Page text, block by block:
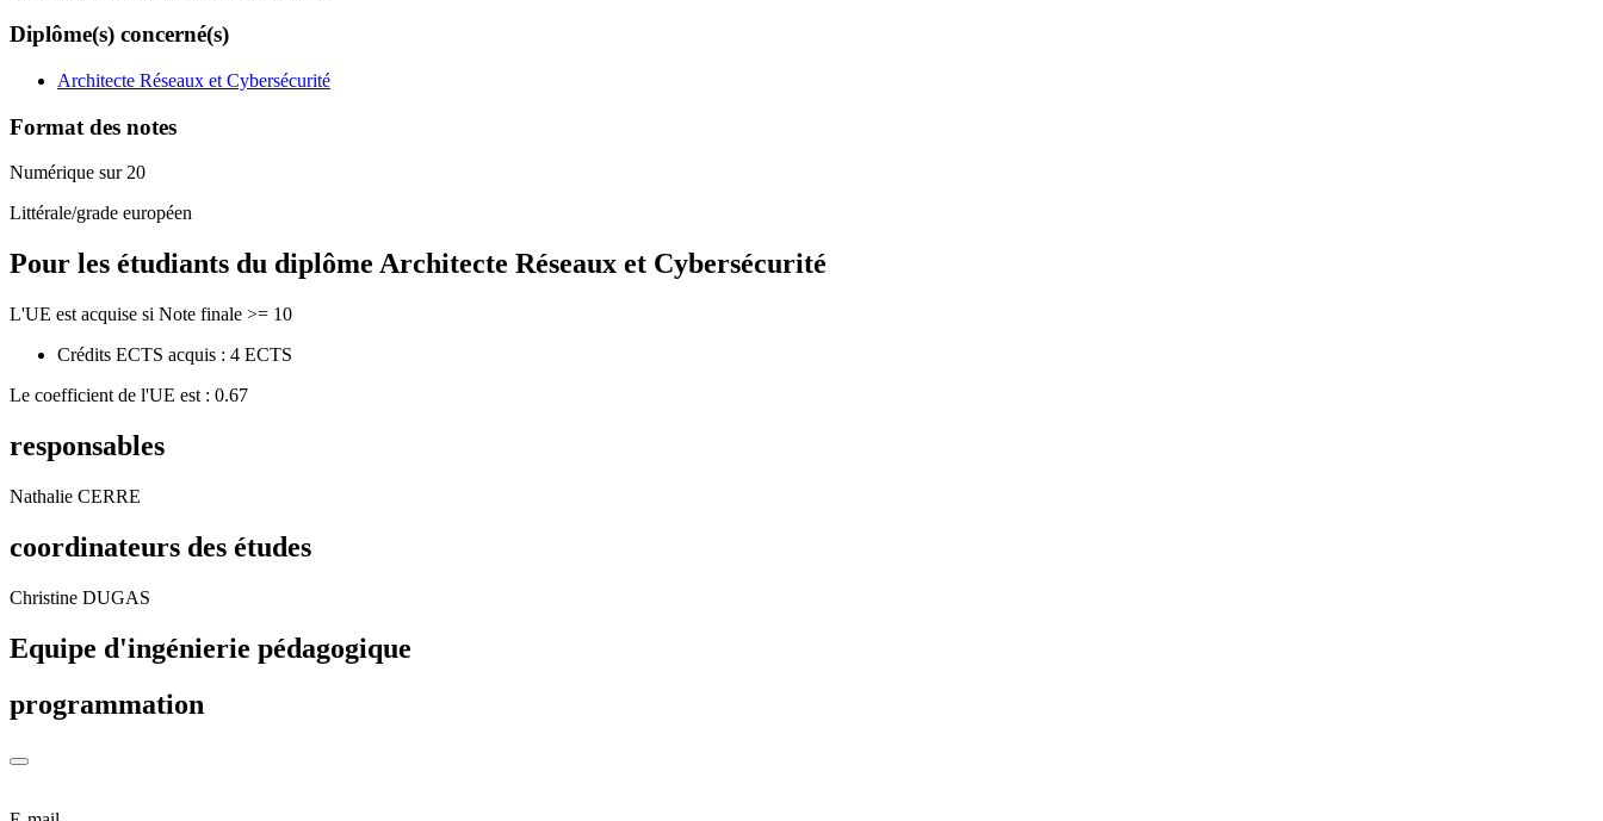
Diplôme(s) concerné(s)
Architecte Réseaux et Cybersécurité
Format des notes
Numérique sur 20
Littérale/grade européen
Pour les étudiants du diplôme Architecte Réseaux et Cybersécurité
L'UE est acquise si Note finale >= 10
Crédits ECTS acquis : 4 ECTS
Le coefficient de l'UE est : 0.67
responsables
Nathalie CERRE
coordinateurs des études
Christine DUGAS
Equipe d'ingénierie pédagogique
programmation